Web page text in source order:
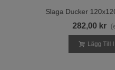
Slaga Ducker
282,00 kr
Lägg Till